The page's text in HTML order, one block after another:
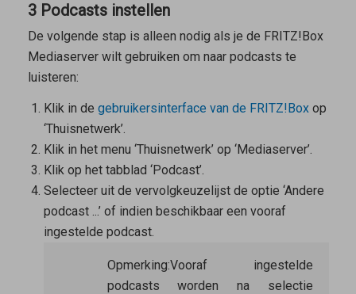
3 Podcasts instellen
De volgende stap is alleen nodig als je de FRITZ!Box
Mediaserver wilt gebruiken om naar podcasts te
luisteren:
Klik in de gebruikersinterface van de FRITZ!Boxop
‘Thuisnetwerk’.
Klik in het menu ‘Thuisnetwerk’ op ‘Mediaserver’.
Klik op het tabblad ‘Podcast’.
Selecteer uit de vervolgkeuzelijst de optie ‘Andere
podcast ...’ of indien beschikbaar een vooraf
ingestelde podcast.
Opmerking:Vooraf ingestelde
podcasts worden na selectie